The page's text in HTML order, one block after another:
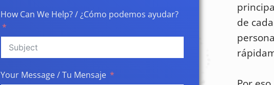
How Can We Help? / ¿Cómo podemos ayudar?
Your Message / Tu Mensaje
de